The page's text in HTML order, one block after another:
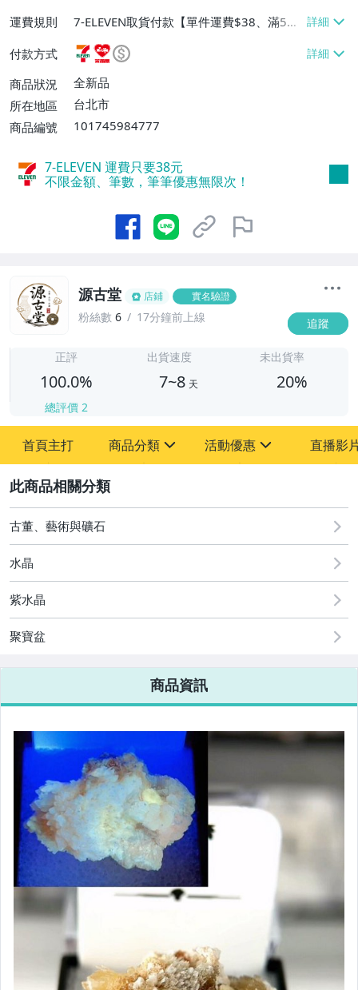
運費規則
7-ELEVEN取貨付款【單件運費$38、滿5件
或消費滿$1298免運費】、7-ELEVEN取貨
不付款【免運費】、萊爾富取貨付款【單件
運費$60、滿5件或消費滿$1298免運
費】、宅配/貨運【單件運費$120、滿5件
付款方式
商品狀況
全新品
所在地區
台北市
商品編號
101745984777
7-ELEVEN 運費只要38元
不限金額、筆數，筆筆優惠無限次！
源古堂 店鋪 實名驗證
粉絲數 6 17分鐘前上線 追蹤
正評
100.0%
總評價 2
出貨速度
7~8 天
未出貨率
20%
首頁主打 商品分類
其它
活動優惠
[全店] 周年慶
[全店] 粉絲專享
直播影
古董、藝術與礦石
水晶
紫水晶
聚寶盆
商品資訊